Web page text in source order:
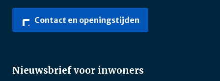
Contact en openingstijden
Nieuwsbrief voor inwoners